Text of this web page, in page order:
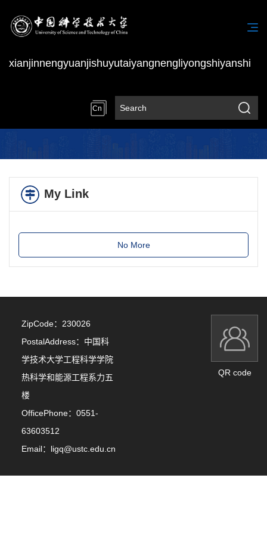
xianjinnengyuanjishuyutaiyangnengliyongshiyanshi
Cn
My Link
No More
ZipCode： 230026
PostalAddress： 中国科
学技术大学工程科学学院
热科学和能源工程系力五
楼
OfficePhone： 0551-
63603512
Email： ligq@ustc.edu.cn
QR code